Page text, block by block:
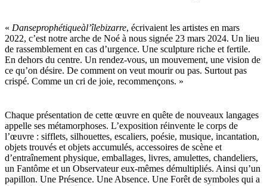
« Danseprophétiqueàl’îlebizarre, écrivaient les artistes en mars
2022, c’est notre arche de Noé à nous signée 23 mars 2024. Un lieu
de rassemblement en cas d’urgence. Une sculpture riche et fertile.
En dehors du centre. Un rendez-vous, un mouvement, une vision de
ce qu’on désire. De comment on veut mourir ou pas. Surtout pas
crispé. Comme un cri de joie, recommençons. »
Chaque présentation de cette œuvre en quête de nouveaux langages
appelle ses métamorphoses. L’exposition réinvente le corps de
l’œuvre : sifflets, silhouettes, escaliers, poésie, musique, incantation,
objets trouvés et objets accumulés, accessoires de scène et
d’entraînement physique, emballages, livres, amulettes, chandeliers,
un Fantôme et un Observateur eux-mêmes démultipliés. Ainsi qu’un
papillon. Une Présence. Une Absence. Une Forêt de symboles qui a